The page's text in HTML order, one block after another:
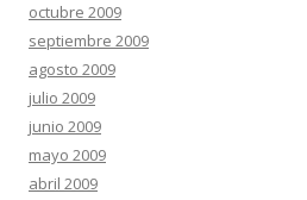
octubre 2009
septiembre 2009
agosto 2009
julio 2009
junio 2009
mayo 2009
abril 2009